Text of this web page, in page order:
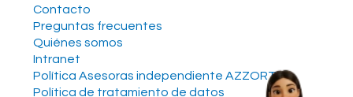
Contacto
Preguntas frecuentes
Quiénes somos
Intranet
Política Asesoras independiente AZZORTI
Política de tratamiento de datos